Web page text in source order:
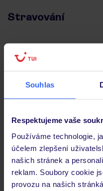
Souhlas
Respektujeme vaše
Používáme technologie,
účelem zlepšení
našich stránek a
reklam. Soubory cookie
provozu na našich
Stravování
Důležité informace
Často kladené
Budeme ubytováni ihned
Kam jít po přistání a